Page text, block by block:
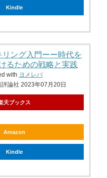
Kindle
ング入門ーー時代を
るための戦略と実践
with ヨメレバ
論社 2023年07月20日
天ブックス
Amazon
Kindle